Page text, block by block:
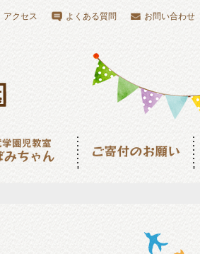
アクセス よくある質問 お問い合わせ